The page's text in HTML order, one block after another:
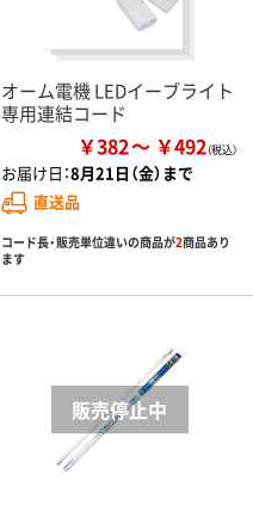
オーム電機 LEDイーブライト
専用連結コード
￥382 ￥492
お届け日：8月21日（金）まで
直送品
コード長・販売単位違いの商品が2商品あり
ます